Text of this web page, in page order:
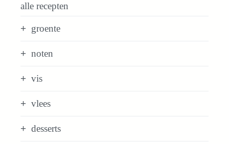
alle recepten
groente
noten
vis
vlees
desserts